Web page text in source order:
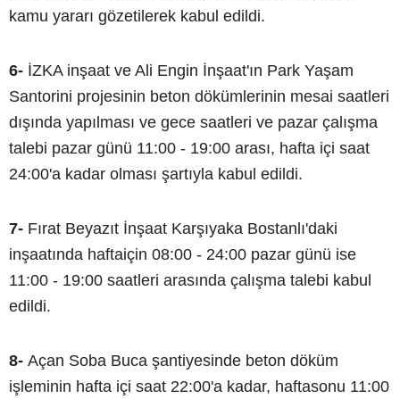
kamu yararı gözetilerek kabul edildi.
6- İZKA inşaat ve Ali Engin İnşaat'ın Park Yaşam
Santorini projesinin beton dökümlerinin mesai saatleri
dışında yapılması ve gece saatleri ve pazar çalışma
talebi pazar günü 11:00 - 19:00 arası, hafta içi saat
24:00'a kadar olması şartıyla kabul edildi.
7- Fırat Beyazıt İnşaat Karşıyaka Bostanlı'daki
inşaatında haftaiçin 08:00 - 24:00 pazar günü ise
11:00 - 19:00 saatleri arasında çalışma talebi kabul
edildi.
8- Açan Soba Buca şantiyesinde beton döküm
işleminin hafta içi saat 22:00'a kadar, haftasonu 11:00